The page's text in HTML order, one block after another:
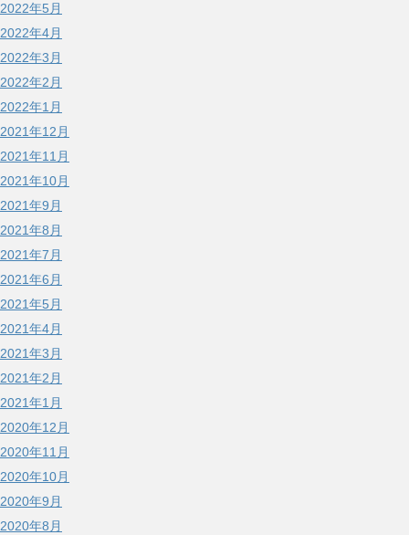
2022年5月
2022年4月
2022年3月
2022年2月
2022年1月
2021年12月
2021年11月
2021年10月
2021年9月
2021年8月
2021年7月
2021年6月
2021年5月
2021年4月
2021年3月
2021年2月
2021年1月
2020年12月
2020年11月
2020年10月
2020年9月
2020年8月